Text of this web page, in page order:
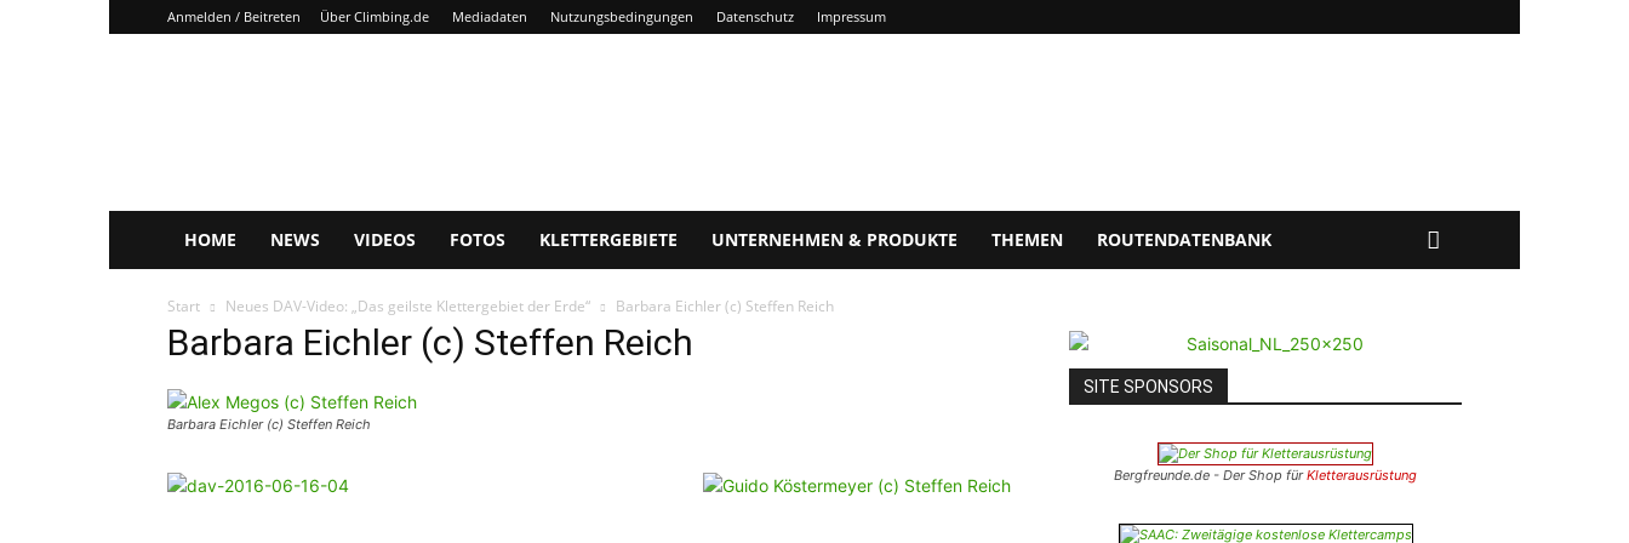
Anmelden / Beitreten Über Climbing.de Mediadaten Nutzungsbedingungen Datenschutz Impressum
HOME NEWS VIDEOS FOTOS KLETTERGEBIETE UNTERNEHMEN & PRODUKTE THEMEN ROUTENDATENBANK
Start Neues DAV-Video: „Das geilste Klettergebiet der Erde“ Barbara Eichler (c) Steffen Reich
Barbara Eichler (c) Steffen Reich
Barbara Eichler (c) Steffen Reich
SITE SPONSORS
Bergfreunde.de - Der Shop fürKletterausrüstung